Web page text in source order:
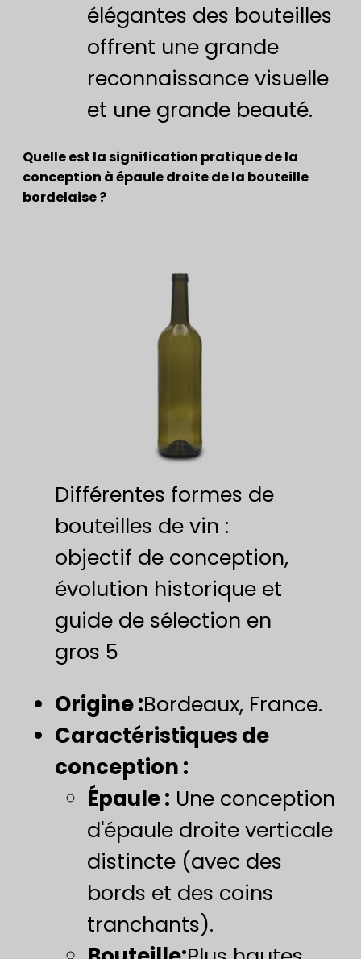
élégantes des bouteilles
offrent une grande
reconnaissance visuelle
et une grande beauté.
Quelle est la signification pratique de la
conception à épaule droite de la bouteille
bordelaise ?
Différentes formes de
bouteilles de vin :
objectif de conception,
évolution historique et
guide de sélection en
gros 5
Origine :Bordeaux, France.
Caractéristiques de
conception :
Épaule : ​ Une conception
d'épaule droite verticale
distincte (avec des
bords et des coins
tranchants).